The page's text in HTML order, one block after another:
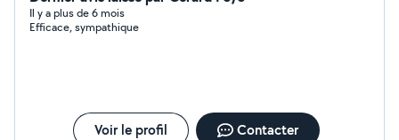
Il y a plus de 6 mois
Efficace, sympathique
Voir le profil Contacter